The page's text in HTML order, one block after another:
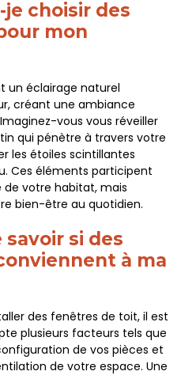
choisir des
mon
un éclairage naturel
créant une ambiance
vous vous réveiller
qui pénètre à travers votre
les étoiles scintillantes
Ces éléments participent
votre habitat, mais
bien-être au quotidien.
si des
à ma
des fenêtres de toit, il est
plusieurs facteurs tels que
de vos pièces et
de votre espace. Une